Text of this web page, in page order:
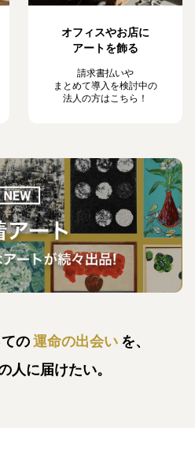
オフィスやお店に
アートを飾る
請求書払いや
まとめて導入を検討中の
法人の方はこちら！
の運命の出会い を、
人に届けたい。